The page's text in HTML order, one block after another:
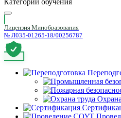
Категории обучения
Лицензия Минобразования
№ Л035-01265-18/00256787